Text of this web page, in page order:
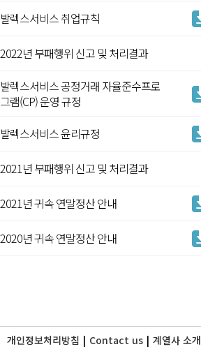
발렉스서비스 취업규칙
2022년 부패행위 신고 및 처리결과
발렉스서비스 공정거래 자율준수프로
그램(CP) 운영 규정
발렉스서비스 윤리규정
2021년 부패행위 신고 및 처리결과
2021년 귀속 연말정산 안내
2020년 귀속 연말정산 안내
개인정보처리방침 Contact us 계열사 소개